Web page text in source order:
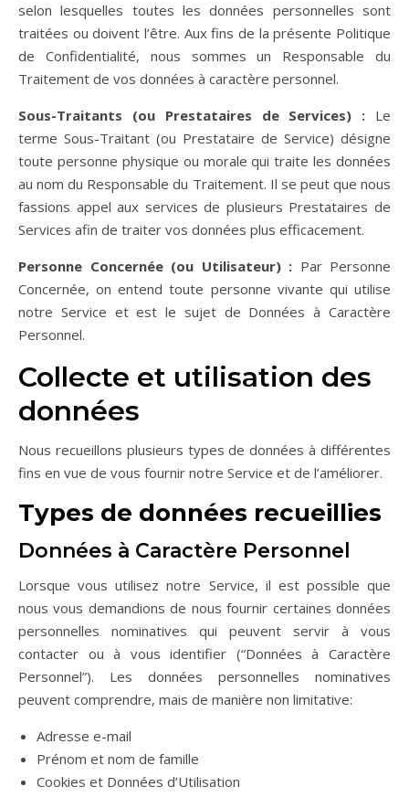
selon lesquelles toutes les données personnelles sont
traitées ou doivent l’être. Aux fins de la présente Politique
de Confidentialité, nous sommes un Responsable du
Traitement de vos données à caractère personnel.
Sous-Traitants (ou Prestataires de Services) : Le
terme Sous-Traitant (ou Prestataire de Service) désigne
toute personne physique ou morale qui traite les données
au nom du Responsable du Traitement. Il se peut que nous
fassions appel aux services de plusieurs Prestataires de
Services afin de traiter vos données plus efficacement.
Personne Concernée (ou Utilisateur) : Par Personne
Concernée, on entend toute personne vivante qui utilise
notre Service et est le sujet de Données à Caractère
Personnel.
Collecte et utilisation des
données
Nous recueillons plusieurs types de données à différentes
fins en vue de vous fournir notre Service et de l’améliorer.
Types de données recueillies
Données à Caractère Personnel
Lorsque vous utilisez notre Service, il est possible que
nous vous demandions de nous fournir certaines données
personnelles nominatives qui peuvent servir à vous
contacter ou à vous identifier (“Données à Caractère
Personnel”). Les données personnelles nominatives
peuvent comprendre, mais de manière non limitative:
Adresse e-mail
Prénom et nom de famille
Cookies et Données d’Utilisation